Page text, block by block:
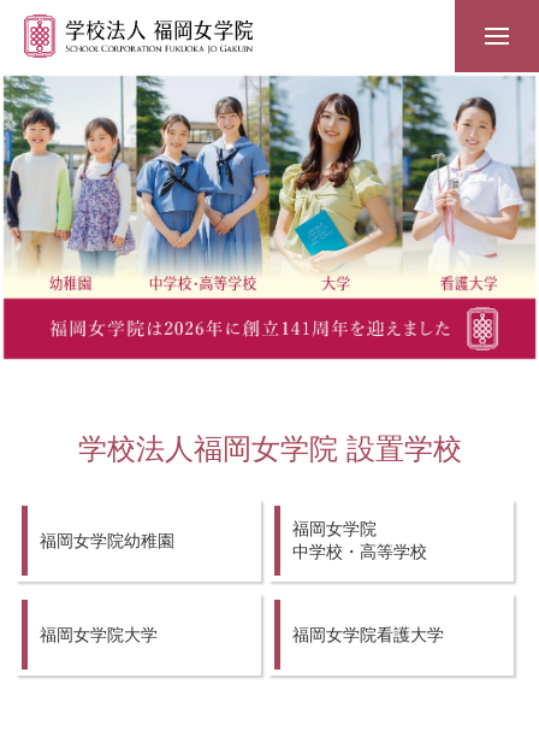
学校法人福岡女学院 設置学校
福岡女学院幼稚園
福岡女学院
中学校・高等学校
福岡女学院大学 福岡女学院看護大学